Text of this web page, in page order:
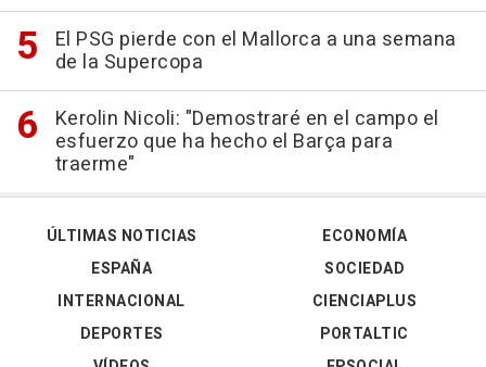
El PSG pierde con el Mallorca a una semana
de la Supercopa
Kerolin Nicoli: "Demostraré en el campo el
esfuerzo que ha hecho el Barça para
traerme"
ÚLTIMAS NOTICIAS
ESPAÑA
INTERNACIONAL
DEPORTES
ECONOMÍA
SOCIEDAD
CIENCIAPLUS
PORTALTIC